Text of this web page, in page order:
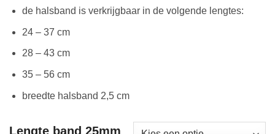
de halsband is verkrijgbaar in de volgende lengtes:
24 – 37 cm
28 – 43 cm
35 – 56 cm
breedte halsband 2,5 cm
Lengte band 25mm